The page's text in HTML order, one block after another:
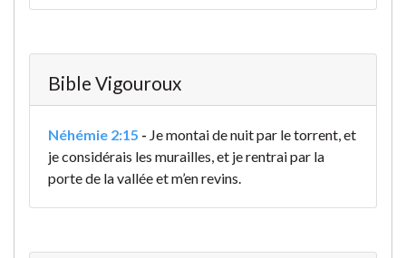
Bible Vigouroux
Néhémie 2:15 - Je montai de nuit par le torrent, et
je considérais les murailles, et je rentrai par la
porte de la vallée et m’en revins.